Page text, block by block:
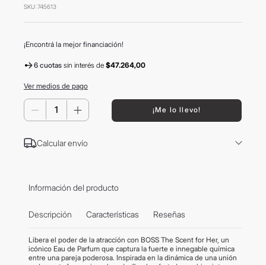
SKU:745613
¡Encontrá la mejor financiación!
6 cuotas sin interésde $47.264,00
Ver medios de pago
＋
－ ¡Me lo llevo!
Calcular envío
Información del producto
Descripción Características Reseñas
Libera el poder de la atracción con BOSS The Scent for Her, un
icónico Eau de Parfum que captura la fuerte e innegable química
entre una pareja poderosa. Inspirada en la dinámica de una unión
10. tom ford